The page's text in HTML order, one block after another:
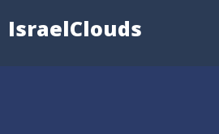
IsraelClouds